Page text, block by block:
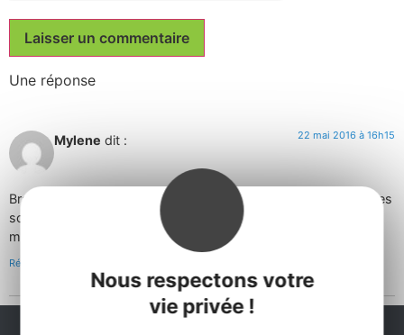
Nous respectons votre
vie privée !
Une réponse
Mylene dit : 22 mai 2016 à 16h15
Bravo les filles vous avez relevé le défi en moins de 30h !!! Elles
sont vraiment, elles sont vraiment PHÉ-NO-MÉ-NALES les
marcheuses de Lasalle !!!
Répondre